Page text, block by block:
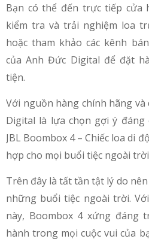
Bạn có thể đến trực tiếp cửa
kiểm tra và trải nghiệm loa
hoặc tham khảo các kênh
của Anh Đức Digital để đặt
tiện.
Với nguồn hàng chính hãng
Digital là lựa chọn gợi ý đáng
JBL Boombox 4 – Chiếc loa di
hợp cho mọi buổi tiệc ngoài
Trên đây là tất tần tật lý do
những buổi tiệc ngoài trời.
này, Boombox 4 xứng đáng
hành trong mọi cuộc vui của